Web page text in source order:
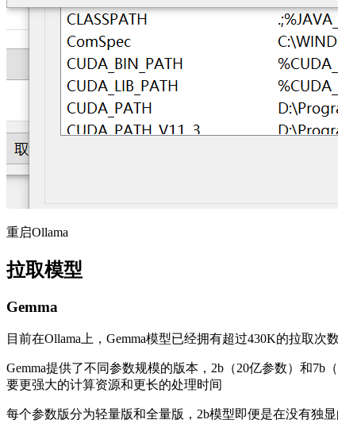
重启Ollama
拉取模型
Gemma
目前在Ollama上，Gemma模型已经拥有超过430K的拉取次
Gemma提供了不同参数规模的版本，2b（20亿参数）和7b（
要更强大的计算资源和更长的处理时间
每个参数版分为轻量版和全量版，2b模型即便是在没有独